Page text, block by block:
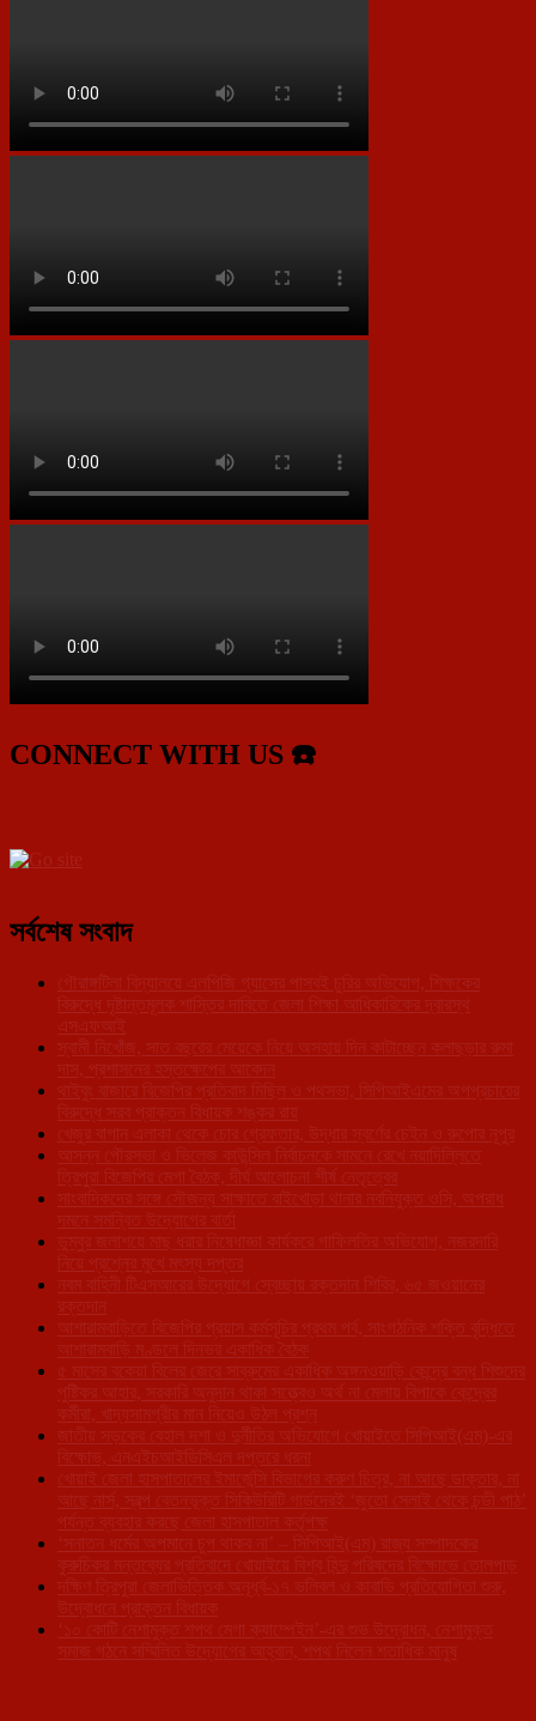
CONNECT WITH US ☎️
সর্বশেষ সংবাদ
গৌরাঙ্গটিলা বিদ্যালয়ে এলপিজি গ্যাসের পাসবই চুরির অভিযোগ, শিক্ষকের
বিরুদ্ধে দৃষ্টান্তমূলক শাস্তির দাবিতে জেলা শিক্ষা আধিকারিকের দ্বারস্থ
এসএফআই
স্বামী নিখোঁজ, সাত বছরের মেয়েকে নিয়ে অসহায় দিন কাটাচ্ছেন কলাছড়ার রুমা
দাস, প্রশাসনের হস্তক্ষেপের আবেদন
থাইবুং বাজারে বিজেপির প্রতিবাদ মিছিল ও পথসভা, সিপিআইএমের অপপ্রচারের
বিরুদ্ধে সরব প্রাক্তন বিধায়ক শঙ্কর রায়
খেজুর বাগান এলাকা থেকে চোর গ্রেফতার, উদ্ধার স্বর্ণের চেইন ও রুপোর নূপুর
আসন্ন পৌরসভা ও ভিলেজ কাউন্সিল নির্বাচনকে সামনে রেখে নয়াদিল্লিতে
ত্রিপুরা বিজেপির মেগা বৈঠক, দীর্ঘ আলোচনা শীর্ষ নেতৃত্বের
সাংবাদিকদের সঙ্গে সৌজন্য সাক্ষাতে বাইখোড়া থানার নবনিযুক্ত ওসি, অপরাধ
দমনে সমন্বিত উদ্যোগের বার্তা
ডুম্বুর জলাশয়ে মাছ ধরার নিষেধাজ্ঞা কার্যকরে গাফিলতির অভিযোগ, নজরদারি
নিয়ে প্রশ্নের মুখে মৎস্য দপ্তর
নবম বাহিনী টিএসআরের উদ্যোগে স্বেচ্ছায় রক্তদান শিবির, ৬৫ জওয়ানের
রক্তদান
আশারামবাড়িতে বিজেপির প্রয়াস কর্মসূচির প্রথম পর্ব, সাংগঠনিক শক্তি বৃদ্ধিতে
আশারামবাড়ি মণ্ডলে দিনভর একাধিক বৈঠক
৫ মাসের বকেয়া বিলের জেরে সাব্রুমের একাধিক অঙ্গনওয়াড়ি কেন্দ্রে বন্ধ শিশুদের
পুষ্টিকর আহার, সরকারি অনুদান থাকা সত্ত্বেও অর্থ না মেলায় বিপাকে কেন্দ্রের
কর্মীরা, খাদ্যসামগ্রীর মান নিয়েও উঠল প্রশ্ন
জাতীয় সড়কের বেহাল দশা ও দুর্নীতির অভিযোগে খোয়াইতে সিপিআই(এম)-এর
বিক্ষোভ, এনএইচআইডিসিএল দপ্তরে ধরনা
খোয়াই জেলা হাসপাতালের ইমার্জেন্সি বিভাগের করুণ চিত্র, না আছে ডাক্তার, না
আছে নার্স, স্বল্প বেতনভূক্ত সিকিউরিটি গার্ডদেরই ‘জুতো সেলাই থেকে চন্ডী পাঠ’
পর্যন্ত ব্যবহার করছে জেলা হাসপাতাল কর্তৃপক্ষ
‘সনাতন ধর্মের অপমানে চুপ থাকব না’ – সিপিআই(এম) রাজ্য সম্পাদকের
কুরুচিকর মন্তব্যের প্রতিবাদে খোয়াইয়ে বিশ্ব হিন্দু পরিষদের বিক্ষোভে তোলপাড়
দক্ষিণ ত্রিপুরা জেলাভিত্তিক অনূর্ধ্ব-১৭ ভলিবল ও কাবাডি প্রতিযোগিতা শুরু,
উদ্বোধনে প্রাক্তন বিধায়ক
‘১০ কোটি নেশামুক্ত শপথ মেগা ক্যাম্পেইন’-এর শুভ উদ্বোধন, নেশামুক্ত
সমাজ গঠনে সম্মিলিত উদ্যোগের আহ্বান, শপথ নিলেন শতাধিক মানুষ